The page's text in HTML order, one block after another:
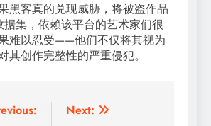
黑客真的兑现威胁，将被盗作品
集，依赖该平台的艺术家们很
难以忍受——他们不仅将其视为
其创作完整性的严重侵犯。
Next: